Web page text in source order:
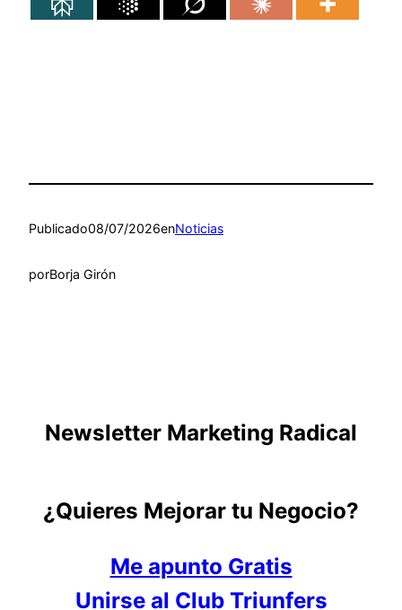
Publicado08/07/2026enNoticias
porBorja Girón
Newsletter Marketing Radical
¿Quieres Mejorar tu Negocio?
Me apunto Gratis
Unirse al Club Triunfers